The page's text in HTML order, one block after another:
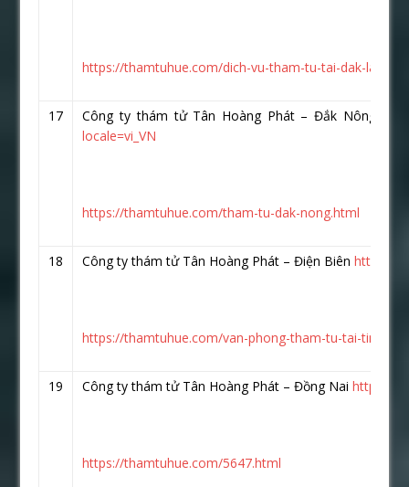
https://thamtuhue.com/dich-vu-tham-tu-tai-dak-
17 Công ty thám tử Tân Hoàng Phát – Đắk Nông :
locale=vi_VN
https://thamtuhue.com/tham-tu-dak-nong.html
18 Công ty thám tử Tân Hoàng Phát – Điện Biênhttps://
https://thamtuhue.com/van-phong-tham-tu-tai-tinh-
19 Công ty thám tử Tân Hoàng Phát – Đồng Naihttps://
https://thamtuhue.com/5647.html